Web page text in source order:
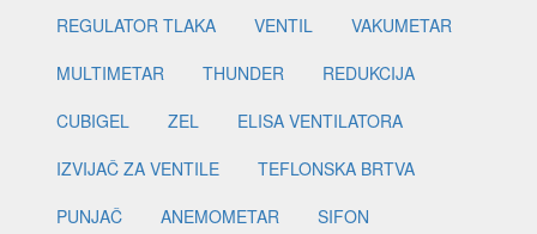
REGULATOR TLAKA
VENTIL
VAKUMETAR
MULTIMETAR
THUNDER
REDUKCIJA
CUBIGEL
ZEL
ELISA VENTILATORA
IZVIJAČ ZA VENTILE
TEFLONSKA BRTVA
PUNJAČ
ANEMOMETAR
SIFON